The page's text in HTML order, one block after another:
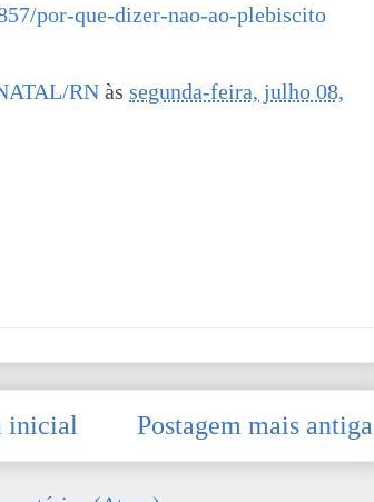
por-que-dizer-nao-ao-plebiscito
RN às segunda-feira, julho 08,
Postagem mais antiga
inicial